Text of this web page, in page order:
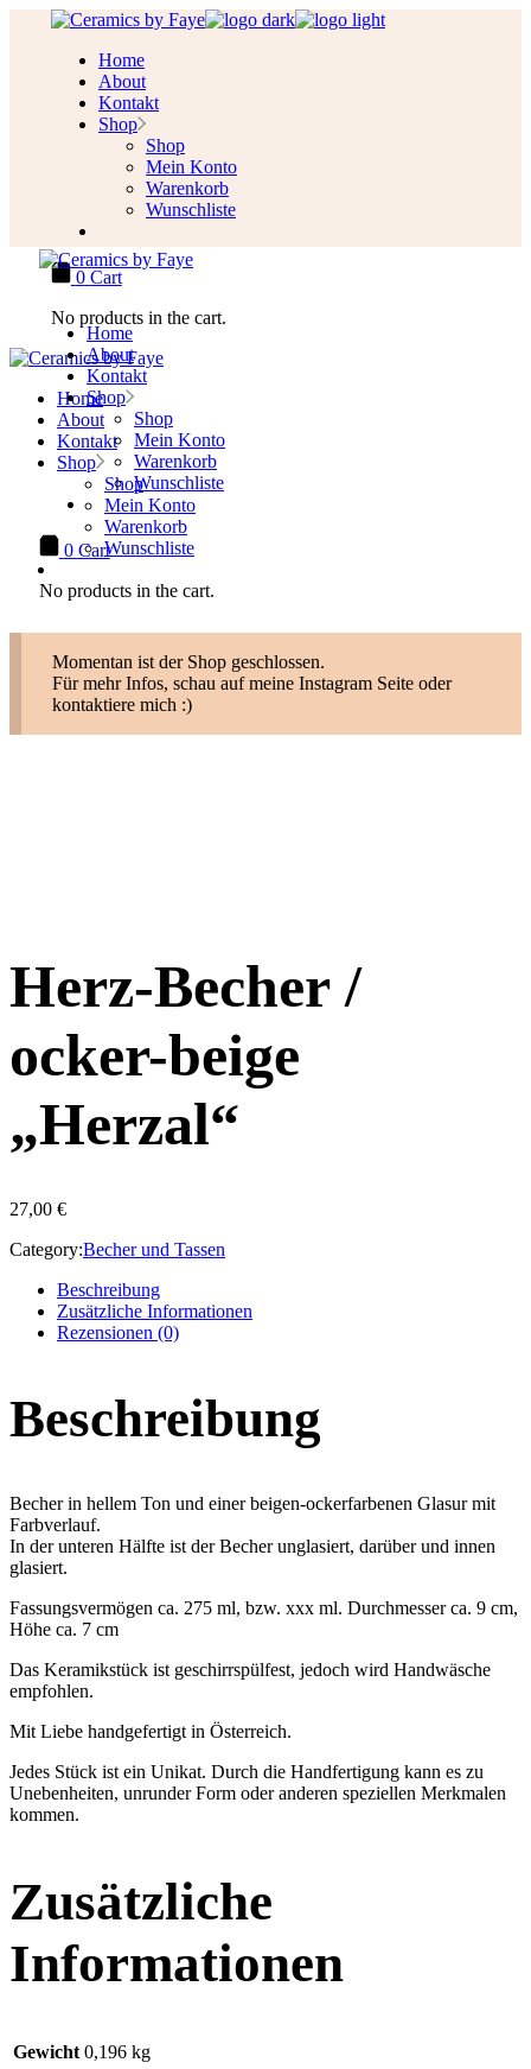
Home
About
Kontakt
Shop
Shop
Mein Konto
Warenkorb
Wunschliste
0 Cart
No products in the cart.
Home
About
Kontakt
Shop
Shop
Mein Konto
Warenkorb
Wunschliste
Home
About
Kontakt
Shop
Shop
Mein Konto
Warenkorb
Wunschliste
0 Cart
No products in the cart.
Momentan ist der Shop geschlossen.
Für mehr Infos, schau auf meine Instagram Seite oder
kontaktiere mich :)
Herz-Becher /
ocker-beige
„Herzal“
27,00 €
Category:Becher und Tassen
Beschreibung
Zusätzliche Informationen
Rezensionen (0)
Beschreibung
Becher in hellem Ton und einer beigen-ockerfarbenen Glasur mit
Farbverlauf.
In der unteren Hälfte ist der Becher unglasiert, darüber und innen
glasiert.
Fassungsvermögen ca. 275 ml, bzw. xxx ml. Durchmesser ca. 9 cm,
Höhe ca. 7 cm
Das Keramikstück ist geschirrspülfest, jedoch wird Handwäsche
empfohlen.
Mit Liebe handgefertigt in Österreich.
Jedes Stück ist ein Unikat. Durch die Handfertigung kann es zu
Unebenheiten, unrunder Form oder anderen speziellen Merkmalen
kommen.
Zusätzliche
Informationen
Gewicht 0,196 kg